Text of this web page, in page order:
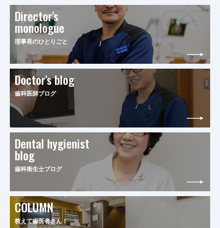
Director's
monologue
理事長のひとりごと
Doctor's blog
歯科医師ブログ
Dental hygienist
blog
歯科衛生士ブログ
COLUMN
教えて歯医者さん！